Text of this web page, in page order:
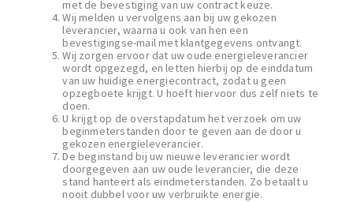
met de bevestiging van uw contract keuze.
Wij melden u vervolgens aan bij uw gekozen
leverancier, waarna u ook van hen een
bevestigingse-mail met klantgegevens ontvangt.
Wij zorgen ervoor dat uw oude energieleverancier
wordt opgezegd, en letten hierbij op de einddatum
van uw huidige energiecontract, zodat u geen
opzegboete krijgt. U hoeft hiervoor dus zelf niets te
doen.
U krijgt op de overstapdatum het verzoek om uw
beginmeterstanden door te geven aan de door u
gekozen energieleverancier.
De beginstand bij uw nieuwe leverancier wordt
doorgegeven aan uw oude leverancier, die deze
stand hanteert als eindmeterstanden. Zo betaalt u
nooit dubbel voor uw verbruikte energie.